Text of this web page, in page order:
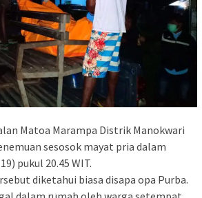
Matoa Marampa Distrik Manokwari
sesosok mayat pria dalam
pukul 20.45 WIT.
diketahui biasa disapa opa Purba.